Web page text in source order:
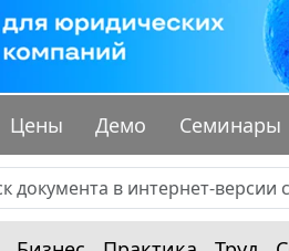
Цены Демо Семинары